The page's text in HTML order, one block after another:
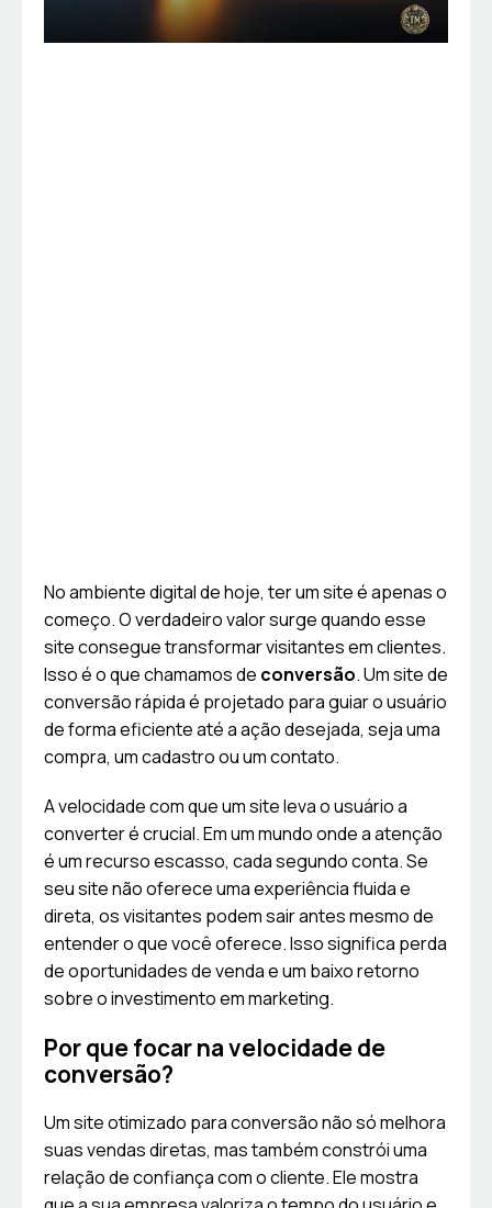
No ambiente digital de hoje, ter um site é apenas o
começo. O verdadeiro valor surge quando esse
site consegue transformar visitantes em clientes.
Isso é o que chamamos de conversão. Um site de
conversão rápida é projetado para guiar o usuário
de forma eficiente até a ação desejada, seja uma
compra, um cadastro ou um contato.
A velocidade com que um site leva o usuário a
converter é crucial. Em um mundo onde a atenção
é um recurso escasso, cada segundo conta. Se
seu site não oferece uma experiência fluida e
direta, os visitantes podem sair antes mesmo de
entender o que você oferece. Isso significa perda
de oportunidades de venda e um baixo retorno
sobre o investimento em marketing.
Por que focar na velocidade de
conversão?
Um site otimizado para conversão não só melhora
suas vendas diretas, mas também constrói uma
relação de confiança com o cliente. Ele mostra